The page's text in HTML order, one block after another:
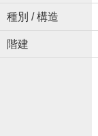
種別 / 構造
階建